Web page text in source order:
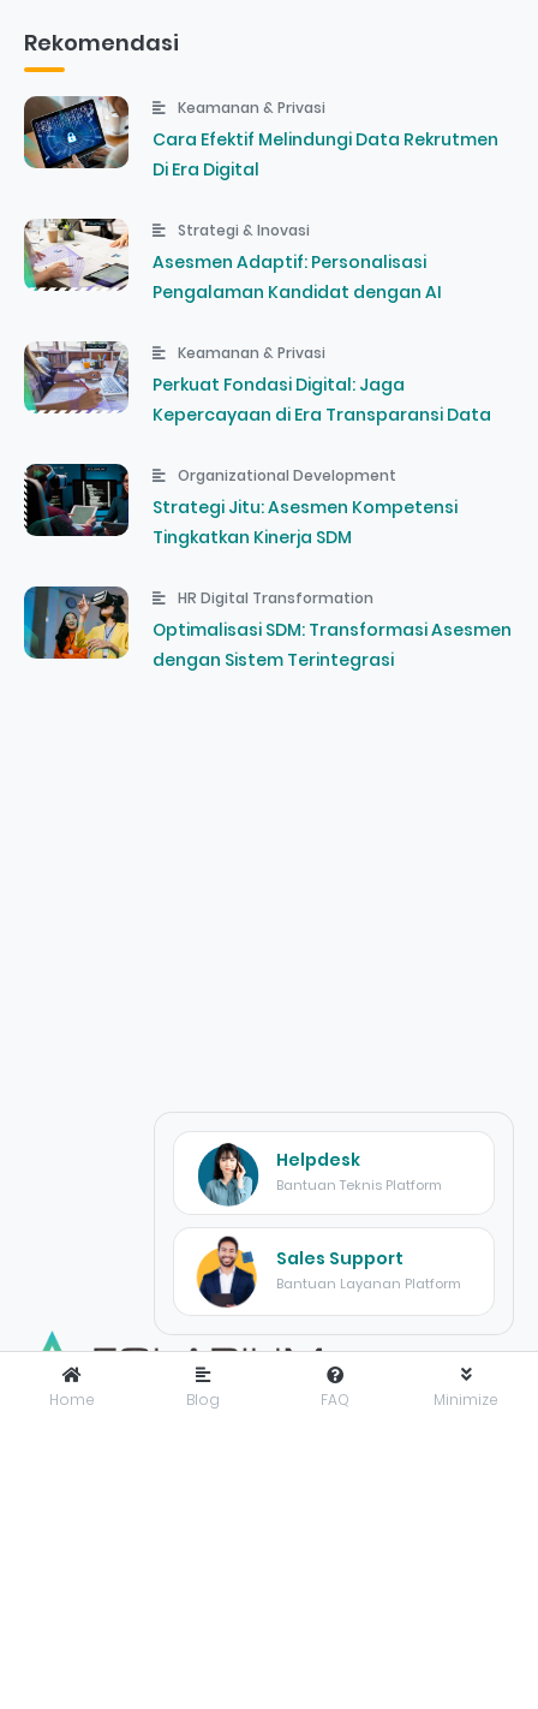
Rekomendasi
Keamanan & Privasi
Cara Efektif Melindungi Data Rekrutmen
Di Era Digital
Strategi & Inovasi
Asesmen Adaptif: Personalisasi
Pengalaman Kandidat dengan AI
Keamanan & Privasi
Perkuat Fondasi Digital: Jaga
Kepercayaan di Era Transparansi Data
Organizational Development
Strategi Jitu: Asesmen Kompetensi
Tingkatkan Kinerja SDM
HR Digital Transformation
Optimalisasi SDM: Transformasi Asesmen
dengan Sistem Terintegrasi
Home Blog FAQ Minimize
Helpdesk
Bantuan Teknis Platform
Sales Support
Bantuan Layanan Platform